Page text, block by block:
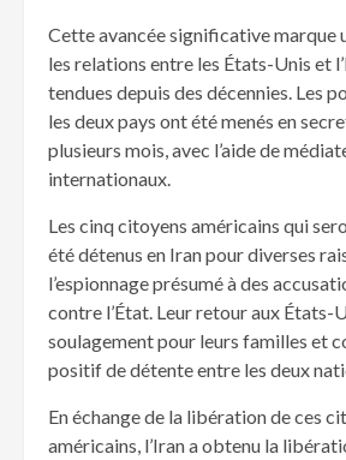
Cette avancée significative marque
les relations entre les États-Unis et
tendues depuis des décennies. Les
les deux pays ont été menés en
plusieurs mois, avec l’aide de
internationaux.
Les cinq citoyens américains qui
été détenus en Iran pour diverses
l’espionnage présumé à des
contre l’État. Leur retour aux États-
soulagement pour leurs familles et
positif de détente entre les deux
En échange de la libération de ces
américains, l’Iran a obtenu la